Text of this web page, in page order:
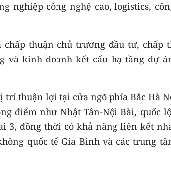
nghiệp công nghệ cao, logistics,
thuận chủ trương đầu tư, chấp
và kinh doanh kết cấu hạ tầng dự
trí thuận lợi tại cửa ngõ phía Bắc Hà
điểm như Nhật Tân-Nội Bài, quốc
3, đồng thời có khả năng liên kết
quốc tế Gia Bình và các trung